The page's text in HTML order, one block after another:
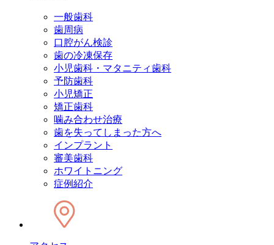
一般歯科
歯周病
口腔がん検診
歯の冷凍保存
小児歯科・マタニティ歯科
予防歯科
小児矯正
矯正歯科
噛み合わせ治療
歯を失ってしまった方へ
インプラント
審美歯科
ホワイトニング
症例紹介